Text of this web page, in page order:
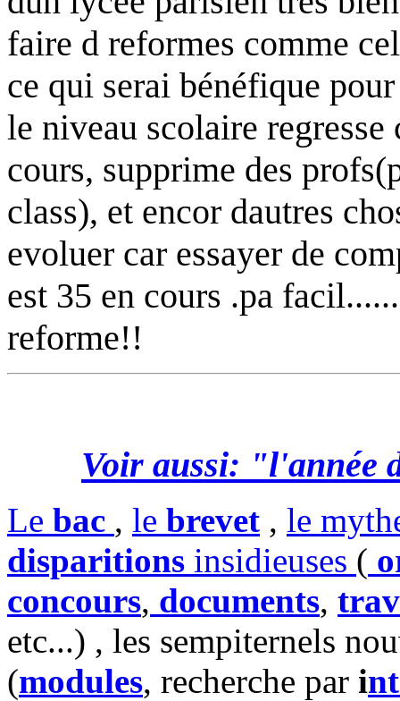
faire d reformes comme
ce qui serai bénéfique
le niveau scolaire
cours, supprime des
class), et encor dautres
evoluer car essayer de
est 35 en cours .pa
reforme!!
Voir aussi: "l'année
Le bac , le brevet , le
disparitions insidieuses (
concours, documents,
etc...) , les sempiternels
(modules, recherche par i